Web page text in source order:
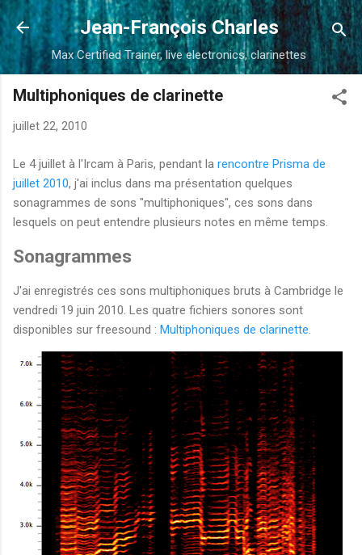
Accéder au contenu principal
Jean-François Charles
Max Certified Trainer, live electronics, clarinettes
Multiphoniques de clarinette
juillet 22, 2010
Le 4 juillet à l'Ircam à Paris, pendant la rencontre Prisma de
juillet 2010, j'ai inclus dans ma présentation quelques
sonagrammes de sons "multiphoniques", ces sons dans
lesquels on peut entendre plusieurs notes en même temps.
Sonagrammes
J'ai enregistrés ces sons multiphoniques bruts à Cambridge le
vendredi 19 juin 2010. Les quatre fichiers sonores sont
disponibles sur freesound : Multiphoniques de clarinette.